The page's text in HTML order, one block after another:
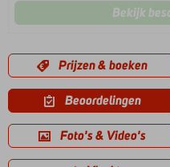
Bekijk
Prijzen & boeken
Beoordelingen
Foto's & Video's